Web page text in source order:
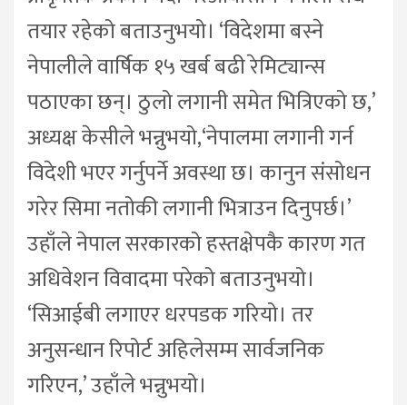
तयार रहेको बताउनुभयो। ‘विदेशमा बस्ने
नेपालीले वार्षिक १५ खर्ब बढी रेमिट्यान्स
पठाएका छन्। ठुलो लगानी समेत भित्रिएको छ,’
अध्यक्ष केसीले भन्नुभयो,‘नेपालमा लगानी गर्न
विदेशी भएर गर्नुपर्ने अवस्था छ। कानुन संसोधन
गरेर सिमा नतोकी लगानी भित्राउन दिनुपर्छ।’
उहाँले नेपाल सरकारको हस्तक्षेपकै कारण गत
अधिवेशन विवादमा परेको बताउनुभयो।
‘सिआईबी लगाएर धरपडक गरियो। तर
अनुसन्धान रिपोर्ट अहिलेसम्म सार्वजनिक
गरिएन,’ उहाँले भन्नुभयो।